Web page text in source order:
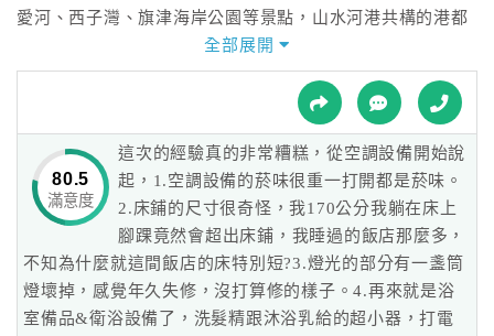
球
網
帶
你
玩
愛河、西子灣、旗津海岸公園等景點，山水河港共構的港都
風情，是商務人士、觀光旅遊最佳的選擇。
台灣.高雄市鹽埕區七賢三路98號 No.98 Cisian 3rd.Rd
【交通便利三鐵+航班一條通～ 跟著捷運趴趴走－橘線O2就
在漢王前】
＊高雄火車站：搭火車到達高雄車站，由捷運R11高雄車
站搭到R10美麗島站，轉橘線到O2鹽埕埔站，
從4號或1號出口步行5鐘，就到漢王。
＊高鐵左營站：搭高鐵到達高雄左營站，由捷運左營站
R16搭到R10美麗島站，轉橘線到O2鹽埕埔站，
從4號或1號出口步行5分鐘，就到漢王。
全部展開
80.5
滿意度
這次的經驗真的非常糟糕，從空調設備開始說
起，1.空調設備的菸味很重一打開都是菸味。
2.床鋪的尺寸很奇怪，我170公分我躺在床上
腳踝竟然會超出床鋪，我睡過的飯店那麼多，
不知為什麼就這間飯店的床特別短?3.燈光的部分有一盞筒
燈壞掉，感覺年久失修，沒打算修的樣子。4.再來就是浴
室備品&衛浴設備了，洗髮精跟沐浴乳給的超小器，打電